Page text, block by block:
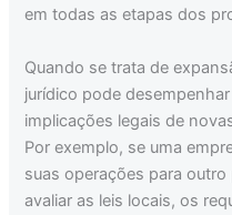
em todas as etapas dos
Quando se trata de
jurídico pode
implicações legais de
Por exemplo, se uma
suas operações para
avaliar as leis locais, os